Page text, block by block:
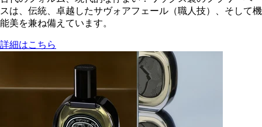
スは、伝統、卓越したサヴォアフェール（職人技）、そして機
能美を兼ね備えています。
詳細はこちら